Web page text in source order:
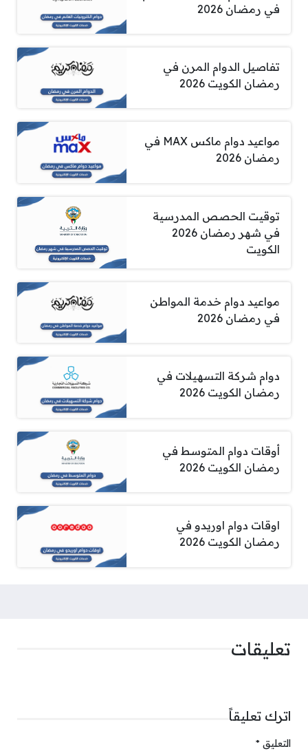
في رمضان 2026
تفاصيل الدوام المرن في
رمضان الكويت 2026
مواعيد دوام ماكس MAX في
رمضان 2026
توقيت الحصص المدرسية
في شهر رمضان 2026
الكويت
مواعيد دوام خدمة المواطن
في رمضان 2026
دوام شركة التسهيلات في
رمضان الكويت 2026
أوقات دوام المتوسط في
رمضان الكويت 2026
اوقات دوام اوريدو في
رمضان الكويت 2026
تعليقات
اترك تعليقاً
التعليق *